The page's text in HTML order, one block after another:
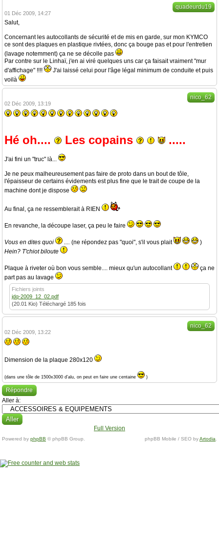
quadeurdu19
01 Déc 2009, 14:27
Salut,
Concernant les autocollants de sécurité et de mis en garde, sur mon KYMCO
ce sont des plaques en plastique rivtées, donc ça bouge pas et pour l'entretien
(lavage notemment) ça ne se décolle pas
Par contre sur le Linhaï, j'en ai viré quelques uns car ça faisait vraiment "mur
d'affichage" !!!!
J'ai laissé celui pour l'âge légal minimum de conduite et puis
voilà
nico_62
02 Déc 2009, 13:19
Hé oh.... Les copains .....
J'ai fini un "truc" là...
Je ne peux malheureusement pas faire de proto dans un bout de tôle,
l'épaisseur de certains évidements est plus fine que le trait de coupe de la
machine dont je dispose
Au final, ça ne ressemblerait à RIEN
En revanche, la découpe laser, ça peu le faire
Vous en dites quoi .... (ne répondez pas "quoi", s'il vous plait
)
Hein? T'chiot biloute
Plaque à riveter où bon vous semble.... mieux qu'un autocollant
ça ne
part pas au lavage
Fichiers joints
jdq-2009_12_02.pdf
(20.01 Kio) Téléchargé 185 fois
nico_62
02 Déc 2009, 13:22
Dimension de la plaque 280x120
(dans une tôle de 1500x3000 d'alu, on peut en faire une centaine )
Répondre
Aller à:
Full Version
Powered by phpBB © phpBB Group. phpBB Mobile / SEO byArtodia